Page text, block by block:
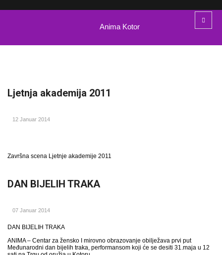
Anima Kotor
Ljetnja akademija 2011
12 Januar 2014
Završna scena Ljetnje akademije 2011
DAN BIJELIH TRAKA
07 Januar 2014
DAN BIJELIH TRAKA
ANIMA – Centar za žensko I mirovno obrazovanje obilježava prvi put
Međunarodni dan bijelih traka, performansom koji će se desiti 31.maja u 12